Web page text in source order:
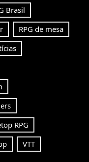
Brasil
RPG de mesa
RPG
VTT